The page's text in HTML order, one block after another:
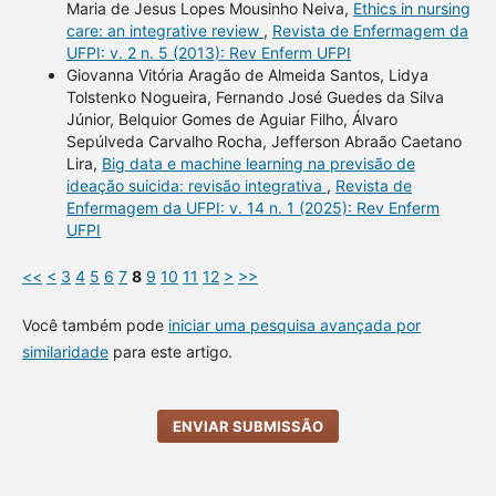
Maria de Jesus Lopes Mousinho Neiva, Ethics in nursing
care: an integrative review , Revista de Enfermagem da
UFPI: v. 2 n. 5 (2013): Rev Enferm UFPI
Giovanna Vitória Aragão de Almeida Santos, Lidya
Tolstenko Nogueira, Fernando José Guedes da Silva
Júnior, Belquior Gomes de Aguiar Filho, Álvaro
Sepúlveda Carvalho Rocha, Jefferson Abraão Caetano
Lira, Big data e machine learning na previsão de
ideação suicida: revisão integrativa , Revista de
Enfermagem da UFPI: v. 14 n. 1 (2025): Rev Enferm
UFPI
<< < 3 4 5 6 7 8 9 10 11 12 > >>
Você também pode iniciar uma pesquisa avançada por
similaridadepara este artigo.
ENVIAR SUBMISSÃO